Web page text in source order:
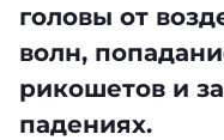
головы от
волн,
рикошетов и
падениях.